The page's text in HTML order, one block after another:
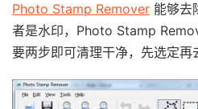
Photo Stamp Remover 能够去
者是水印，Photo Stamp
要两步即可清理干净，先选定再